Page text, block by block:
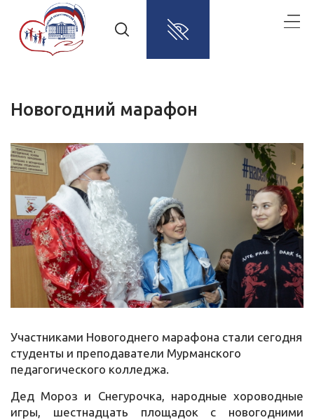
Новогодний марафон
Участниками Новогоднего марафона стали сегодня
студенты и преподаватели Мурманского
педагогического колледжа.
Дед Мороз и Снегурочка, народные хороводные
игры, шестнадцать площадок с новогодними